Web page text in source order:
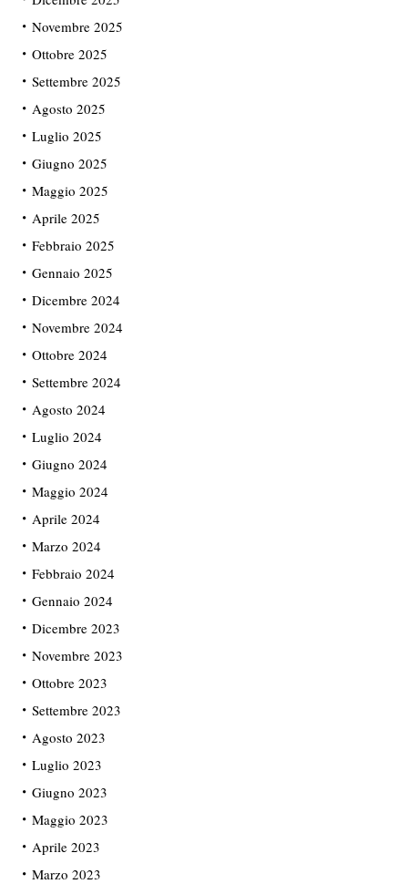
Novembre 2025
Ottobre 2025
Settembre 2025
Agosto 2025
Luglio 2025
Giugno 2025
Maggio 2025
Aprile 2025
Febbraio 2025
Gennaio 2025
Dicembre 2024
Novembre 2024
Ottobre 2024
Settembre 2024
Agosto 2024
Luglio 2024
Giugno 2024
Maggio 2024
Aprile 2024
Marzo 2024
Febbraio 2024
Gennaio 2024
Dicembre 2023
Novembre 2023
Ottobre 2023
Settembre 2023
Agosto 2023
Luglio 2023
Giugno 2023
Maggio 2023
Aprile 2023
Marzo 2023